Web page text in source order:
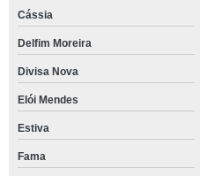
Cássia
Delfim Moreira
Divisa Nova
Elói Mendes
Estiva
Fama